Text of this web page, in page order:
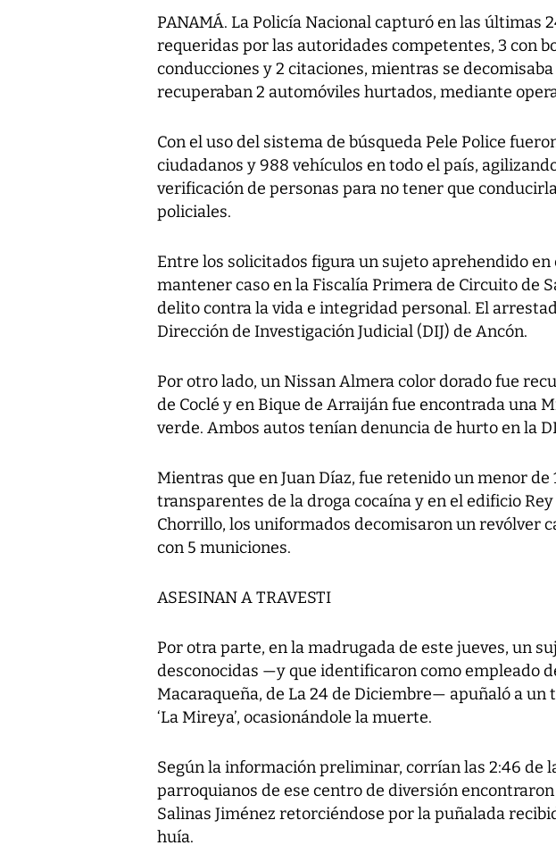
PANAMÁ. La Policía Nacional capturó en las últimas
requeridas por las autoridades competentes, 3 con
conducciones y 2 citaciones, mientras se
recuperaban 2 automóviles hurtados, mediante
Con el uso del sistema de búsqueda Pele Police
ciudadanos y 988 vehículos en todo el país,
verificación de personas para no tener que
policiales.
Entre los solicitados figura un sujeto aprehendido
mantener caso en la Fiscalía Primera de Circuito de
delito contra la vida e integridad personal. El
Dirección de Investigación Judicial (DIJ) de Ancón.
Por otro lado, un Nissan Almera color dorado fue
de Coclé y en Bique de Arraiján fue encontrada una
verde. Ambos autos tenían denuncia de hurto en la
Mientras que en Juan Díaz, fue retenido un menor de
transparentes de la droga cocaína y en el edificio
Chorrillo, los uniformados decomisaron un revólver
con 5 municiones.
ASESINAN A TRAVESTI
Por otra parte, en la madrugada de este jueves, un
desconocidas —y que identificaron como empleado
Macaraqueña, de La 24 de Diciembre— apuñaló a un
‘La Mireya’, ocasionándole la muerte.
Según la información preliminar, corrían las 2:46 de
parroquianos de ese centro de diversión
Salinas Jiménez retorciéndose por la puñalada
huía.